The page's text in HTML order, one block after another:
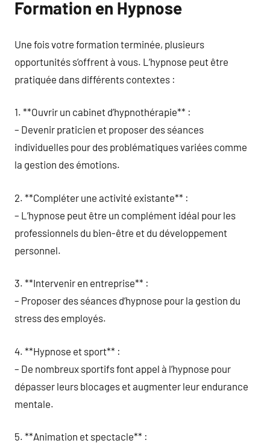
Formation en Hypnose
Une fois votre formation terminée, plusieurs
opportunités s’offrent à vous. L’hypnose peut être
pratiquée dans différents contextes :
1. **Ouvrir un cabinet d’hypnothérapie** :
– Devenir praticien et proposer des séances
individuelles pour des problématiques variées comme
la gestion des émotions.
2. **Compléter une activité existante** :
– L’hypnose peut être un complément idéal pour les
professionnels du bien-être et du développement
personnel.
3. **Intervenir en entreprise** :
– Proposer des séances d’hypnose pour la gestion du
stress des employés.
4. **Hypnose et sport** :
– De nombreux sportifs font appel à l’hypnose pour
dépasser leurs blocages et augmenter leur endurance
mentale.
5. **Animation et spectacle** :